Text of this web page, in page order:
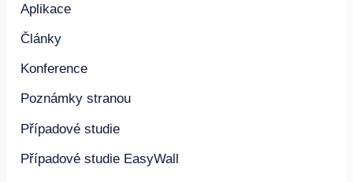
Aplikace
Články
Konference
Poznámky stranou
Případové studie
Případové studie EasyWall